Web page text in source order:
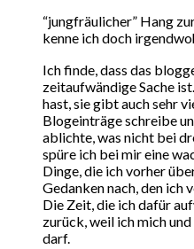
“jungfräulicher” Hang
kenne ich doch
Ich finde, dass das
zeitaufwändige Sache
hast, sie gibt auch sehr
Blogeinträge schreibe
ablichte, was nicht bei
spüre ich bei mir eine
Dinge, die ich vorher
Gedanken nach, den ich
Die Zeit, die ich dafür
zurück, weil ich mich
darf.